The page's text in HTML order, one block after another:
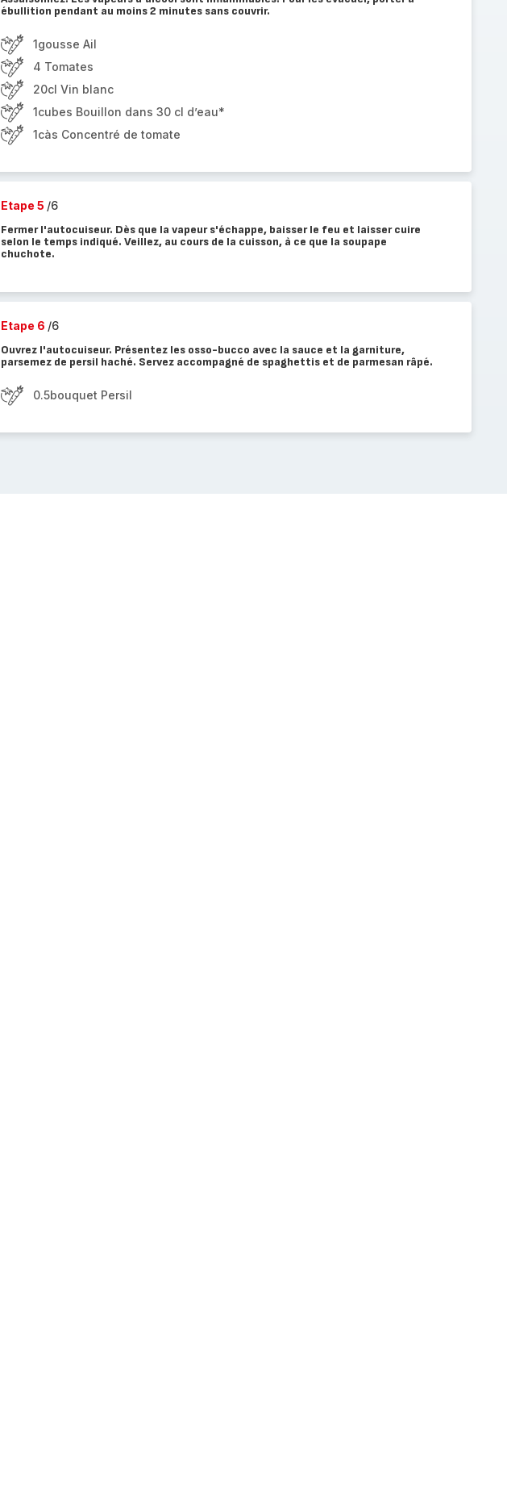
ébullition pendant au moins 2 minutes sans couvrir.
1gousse Ail
4 Tomates
20cl Vin blanc
1cubes Bouillon dans 30 cl d’eau*
1càs Concentré de tomate
Etape 5 /6
Fermer l'autocuiseur. Dès que la vapeur s'échappe, baisser le feu et laisser cuire
selon le temps indiqué. Veillez, au cours de la cuisson, à ce que la soupape
chuchote.
Etape 6 /6
Ouvrez l'autocuiseur. Présentez les osso-bucco avec la sauce et la garniture,
parsemez de persil haché. Servez accompagné de spaghettis et de parmesan râpé.
0.5bouquet Persil